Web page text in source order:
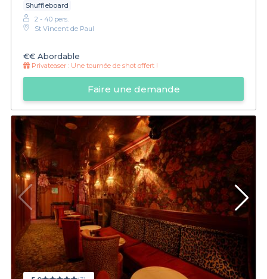
Shuffleboard
2 - 40 pers.
St Vincent de Paul
€€ Abordable
Privateaser : Une tournée de shot offert !
Faire une demande